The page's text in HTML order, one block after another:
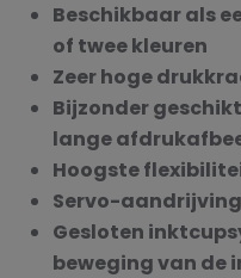
Beschikbaar als
of twee kleuren
Zeer hoge
Bijzonder
lange
Hoogste
Servo-
Gesloten
beweging van de